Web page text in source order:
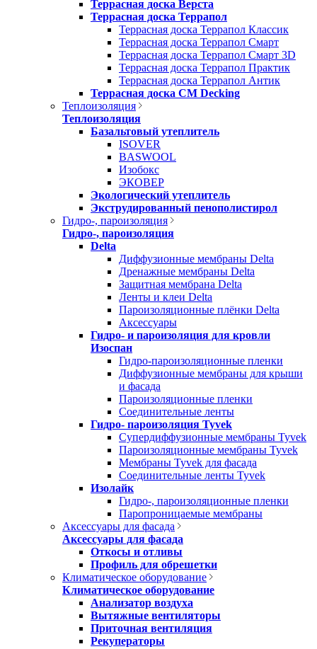
Террасная доска Верста
Террасная доска Террапол
Террасная доска Террапол Классик
Террасная доска Террапол Смарт
Террасная доска Террапол Смарт 3D
Террасная доска Террапол Практик
Террасная доска Террапол Антик
Террасная доска CM Decking
Теплоизоляция
Теплоизоляция
Базальтовый утеплитель
ISOVER
BASWOOL
Изобокс
ЭКОВЕР
Экологический утеплитель
Экструдированный пенополистирол
Гидро-, пароизоляция
Гидро-, пароизоляция
Delta
Диффузионные мембраны Delta
Дренажные мембраны Delta
Защитная мембрана Delta
Ленты и клеи Delta
Пароизоляционные плёнки Delta
Аксессуары
Гидро- и пароизоляция для кровли
Изоспан
Гидро-пароизоляционные пленки
Диффузионные мембраны для крыши
и фасада
Пароизоляционные пленки
Соединительные ленты
Гидро- пароизоляция Tyvek
Супердиффузионные мембраны Tyvek
Пароизоляционные мембраны Tyvek
Мембраны Tyvek для фасада
Соединительные ленты Tyvek
Изолайк
Гидро-, пароизоляционные пленки
Паропроницаемые мембраны
Аксессуары для фасада
Аксессуары для фасада
Откосы и отливы
Профиль для обрешетки
Климатическое оборудование
Климатическое оборудование
Анализатор воздуха
Вытяжные вентиляторы
Приточная вентиляция
Рекуператоры